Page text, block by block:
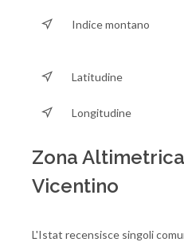
Indice montano
Latitudine
Longitudine
Zona
Vicentino
L'Istat recensisce singoli